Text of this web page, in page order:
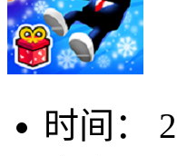
时间：